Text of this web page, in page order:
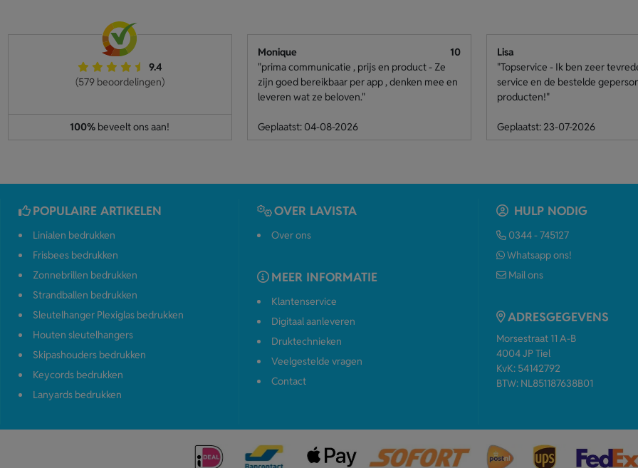
9.4
(579 beoordelingen)
100% beveelt ons aan!
Monique
10
"prima communicatie , prijs en product - Ze
zijn goed bereikbaar per app , denken mee en
leveren wat ze beloven."
Geplaatst: 04-08-2026
Lisa
"Topservice - Ik ben zeer
service en de bestelde
producten!"
Geplaatst: 23-07-2026
POPULAIRE ARTIKELEN
Linialen bedrukken
Frisbees bedrukken
Zonnebrillen bedrukken
Strandballen bedrukken
Sleutelhanger Plexiglas bedrukken
Houten sleutelhangers
Skipashouders bedrukken
Keycords bedrukken
Lanyards bedrukken
OVER LAVISTA
Over ons
MEER INFORMATIE
Klantenservice
Digitaal aanleveren
Druktechnieken
Veelgestelde vragen
Contact
HULP NODIG
0344 - 745127
Whatsapp ons!
Mail ons
ADRESGEGEVENS
Morsestraat 11 A-B
4004 JP Tiel
KvK: 54142792
BTW: NL851187638B01